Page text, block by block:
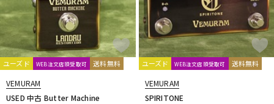
中古 ヴィンテージ
ユーズド WEB注文店頭受取可 送料無料
VEMURAM
USED 中古 Butter Machine
ユーズド WEB注文店頭受取可 送料無料
VEMURAM
SPIRITONE